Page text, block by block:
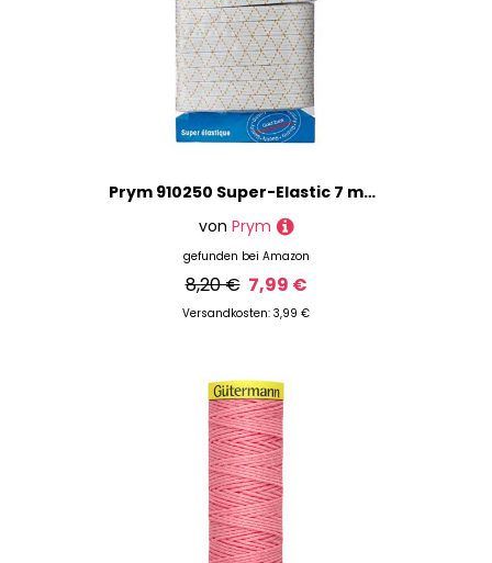
Prym 910250 Super-Elastic 7 mm weiß
von Prym
gefunden bei Amazon
8,20 € 7,99 €
Versandkosten: 3,99 €